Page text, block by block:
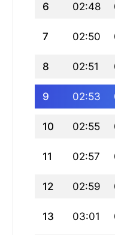
6 02:48
7 02:50
8 02:51
9 02:53
10 02:55
11 02:57
12 02:59
13 03:01